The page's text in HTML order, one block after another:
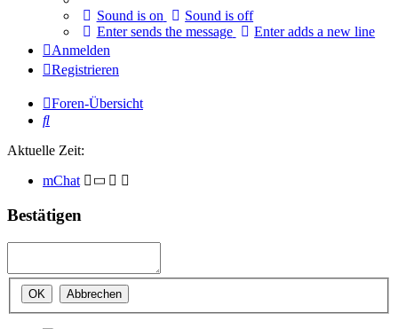
Sound is on
Sound is off
Enter sends the message
Enter adds a new line
Anmelden
Registrieren
Foren-Übersicht
Suche
Aktuelle Zeit:
mChat
Bestätigen